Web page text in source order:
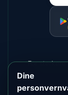
For
Dine